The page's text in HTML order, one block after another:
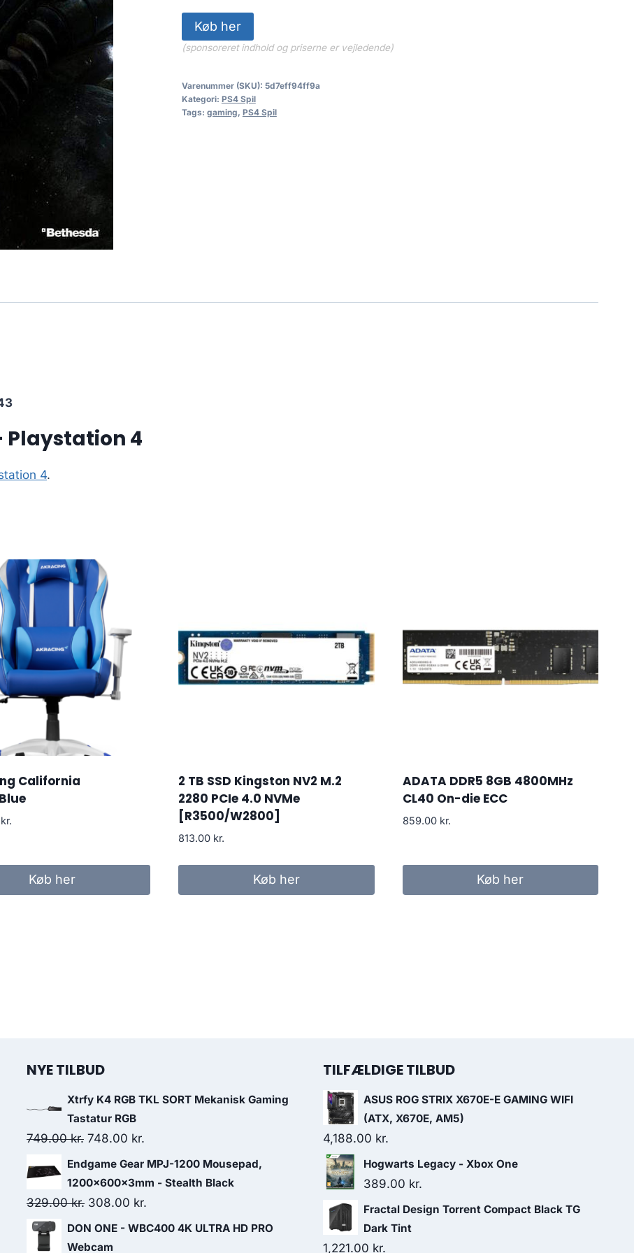
Køb her
(sponsoreret indhold og priserne er vejledende)
Varenummer (SKU): 5d7eff94ff9a
Kategori: PS4 Spil
Tags: gaming, PS4 Spil
Playstation 4
4.
California
kr.
Køb her
2 TB SSD Kingston NV2 M.2
2280 PCIe 4.0 NVMe
[R3500/W2800]
813.00 kr.
Køb her
ADATA DDR5 8GB 4800MHz
CL40 On-die ECC
859.00 kr.
Køb her
NYE TILBUD
Xtrfy K4 RGB TKL SORT Mekanisk Gaming
Tastatur RGB
749.00kr. Original
price
was:
749.00 kr..
748.00 kr.
price
is:
Endgame Gear MPJ-1200 Mousepad,
1200x600x3mm - Stealth Black
329.00kr. Original
price
was:
308.00 kr.
price
DON ONE - WBC400 4K ULTRA HD PRO
Webcam
TILFÆLDIGE TILBUD
ASUS ROG STRIX X670E-E GAMING WIFI
(ATX, X670E, AM5)
4,188.00 kr.
Hogwarts Legacy - Xbox One
389.00 kr.
Fractal Design Torrent Compact Black TG
Dark Tint
1,221.00 kr.